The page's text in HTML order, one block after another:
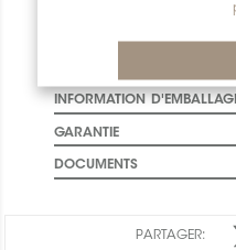
INSTALLATION ET
INFORMATION
GARANTIE
DOCUMENTS
PARTAGER: